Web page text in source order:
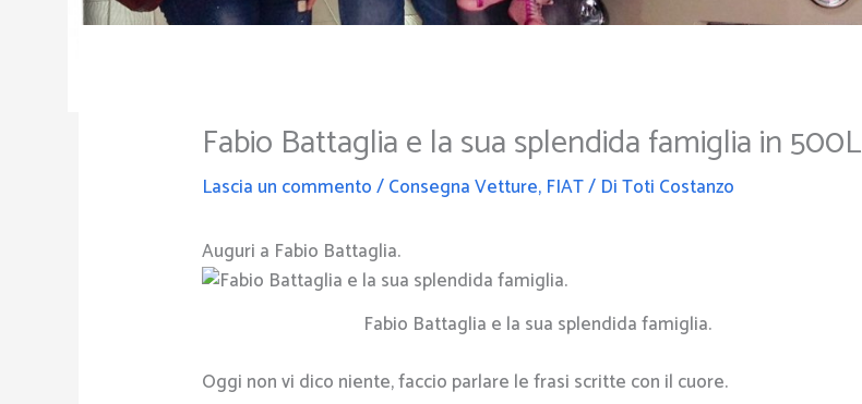
Fabio Battaglia e la sua splendida famiglia in 500L
Lascia un commento/Consegna Vetture, FIAT/ DiToti Costanzo
Auguri a Fabio Battaglia.
Fabio Battaglia e la sua splendida famiglia.
Oggi non vi dico niente, faccio parlare le frasi scritte con il cuore.